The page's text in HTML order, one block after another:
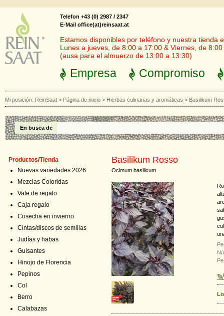
Telefon +43 (0) 2987 / 2347
E-Mail office(at)reinsaat.at
Estamos disponibles por teléfono y nuestra tienda
Lunes a jueves, de 8:00 a 17:00 & Viernes, de
(ausa para el almuerzo de 13:00 a 13:30)
Empresa Compromiso
Mi posición: ReinSaat > Página de inicio > Hierbas culinarias y aromáticas > Basilikum
En busca de
Productos/Tienda
Nuevas variedades 2026
Mezclas Coloridas
Vale de regalo
Caja regalo
Cosecha en invierno
Cintas/discos de semillas
Judías y habas
Guisantes
Hinojo de Florencia
Pepinos
Col
Berro
Calabazas
Basilikum Rosso
Ocimum basilicum